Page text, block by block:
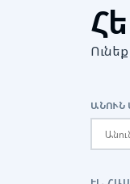
ԱՆՈՒՆ